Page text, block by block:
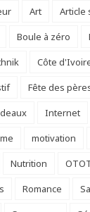
Art Article
Boule à zéro
Côte
Fête des
Internet
motivation
Nutrition
Romance